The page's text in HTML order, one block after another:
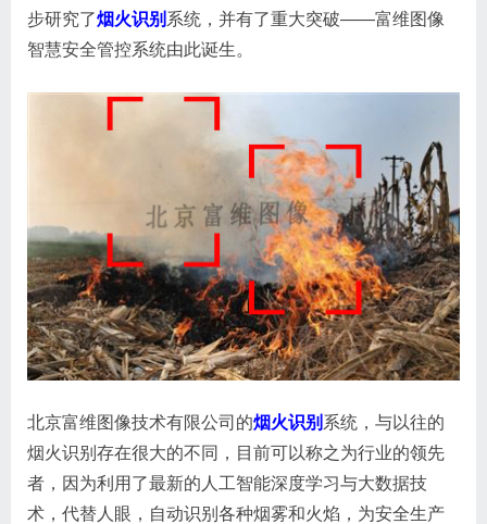
步研究了烟火识别 系统，并有了重大突破——富维图像
智慧安全管控系统由此诞生。
北京富维图像技术有限公司的烟火识别 系统，与以往的
烟火识别存在很大的不同，目前可以称之为行业的领先
者，因为利用了最新的人工智能深度学习与大数据技
术，代替人眼，自动识别各种烟雾和火焰，为安全生产